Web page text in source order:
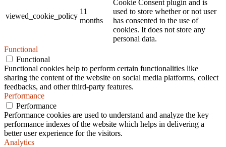
viewed_cookie_policy
11
months
Cookie Consent plugin and is
used to store whether or not user
has consented to the use of
cookies. It does not store any
personal data.
Functional
Functional
Functional cookies help to perform certain functionalities like
sharing the content of the website on social media platforms, collect
feedbacks, and other third-party features.
Performance
Performance
Performance cookies are used to understand and analyze the key
performance indexes of the website which helps in delivering a
better user experience for the visitors.
Analytics